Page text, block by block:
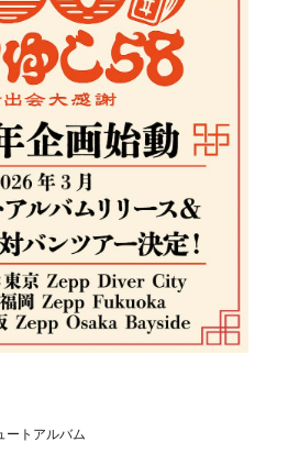
ートアルバム